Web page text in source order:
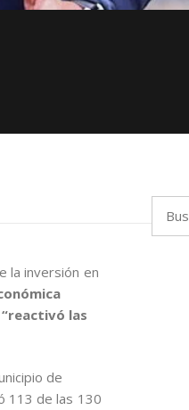
la inversión en
las
de
113 de las 130